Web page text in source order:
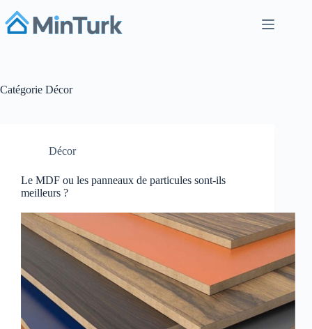
au
contenu
Catégorie Décor
Décor
Le MDF ou les panneaux de particules sont-ils
meilleurs ?